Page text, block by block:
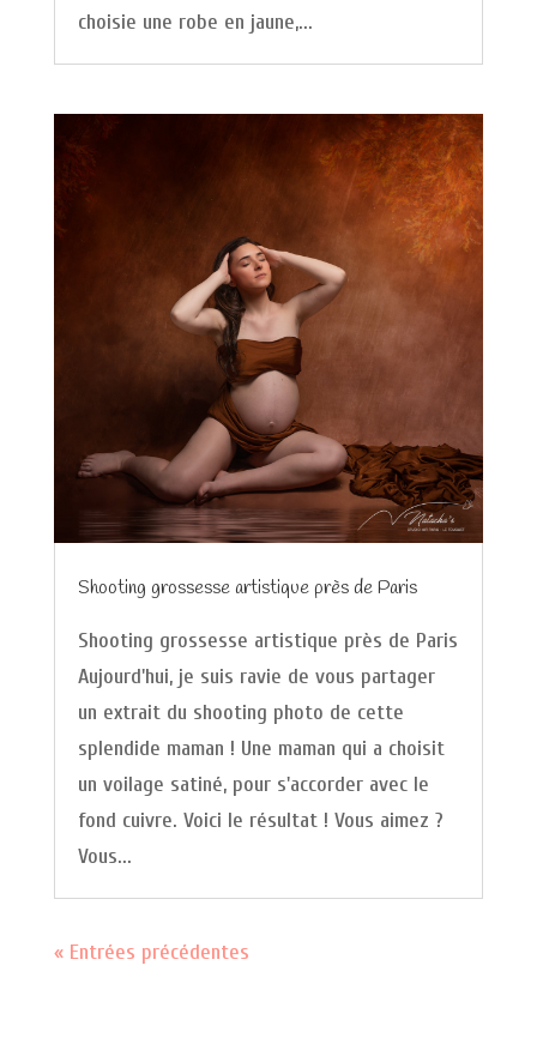
choisie une robe en jaune,...
Shooting grossesse artistique près de Paris
Shooting grossesse artistique près de Paris
Aujourd'hui, je suis ravie de vous partager
un extrait du shooting photo de cette
splendide maman ! Une maman qui a choisit
un voilage satiné, pour s'accorder avec le
fond cuivre. Voici le résultat ! Vous aimez ?
Vous...
« Entrées précédentes